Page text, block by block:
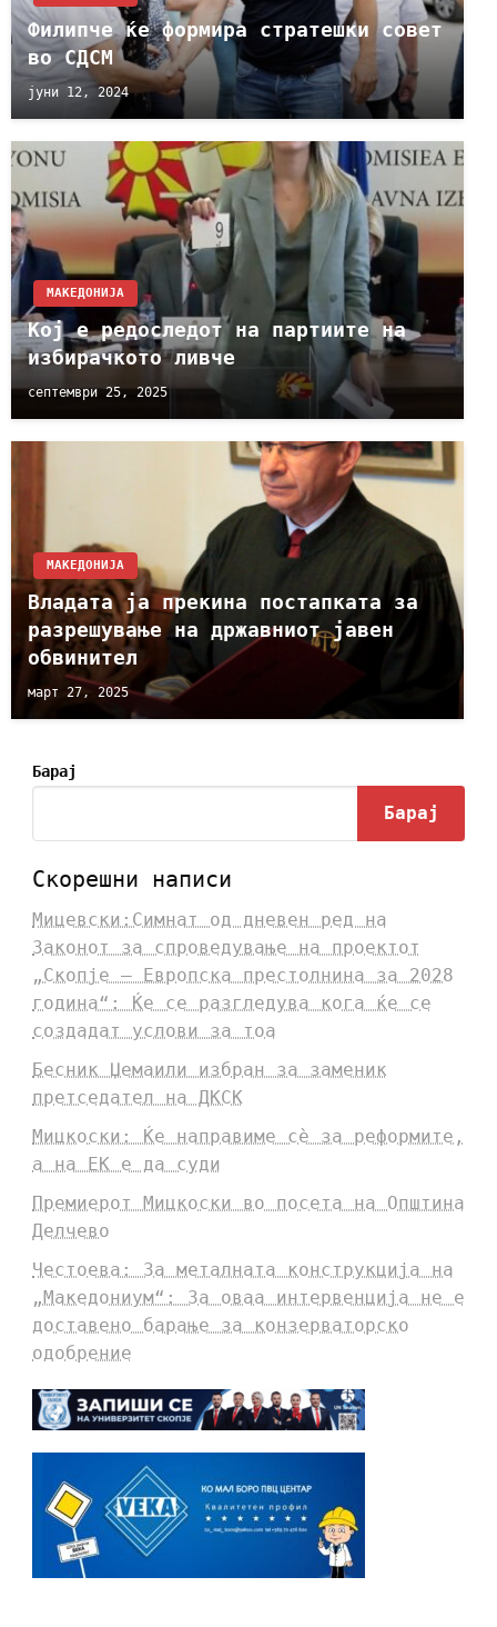
Филипче ќе формира стратешки совет
во СДСМ
јуни 12, 2024
МАКЕДОНИЈА
Кој е редоследот на партиите на
избирачкото ливче
септември 25, 2025
МАКЕДОНИЈА
Владата ја прекина постапката за
разрешување на државниот јавен
обвинител
март 27, 2025
Барај
Барај
Скорешни написи
Мицевски:Симнат од дневен ред на
Законот за спроведување на проектот
„Скопје – Европска престолнина за 2028
година“: Ќе се разгледува кога ќе се
создадат услови за тоа
Бесник Џемаили избран за заменик
претседател на ДКСК
Мицкоски: Ќе направиме сè за реформите,
а на ЕК е да суди
Премиерот Мицкоски во посета на Општина
Делчево
Честоева: За металната конструкција на
„Македониум“: За оваа интервенција не е
доставено барање за конзерваторско
одобрение